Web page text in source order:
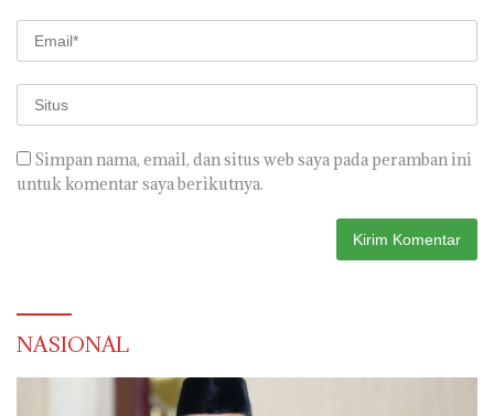
Simpan nama, email, dan situs web saya pada peramban ini
untuk komentar saya berikutnya.
NASIONAL